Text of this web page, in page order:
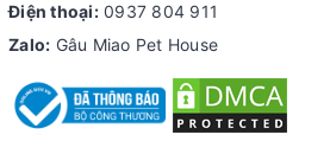
Điện thoại: 0937 804 911
Zalo: Gâu Miao Pet House